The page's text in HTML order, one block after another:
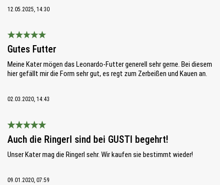
12.05.2025, 14:30
Bewertung mit 5 von 5 Sternen
Gutes Futter
Meine Kater mögen das Leonardo-Futter generell sehr gerne. Bei diesem
hier gefällt mir die Form sehr gut, es regt zum Zerbeißen und Kauen an.
02.03.2020, 14:43
Bewertung mit 5 von 5 Sternen
Auch die Ringerl sind bei GUSTI begehrt!
Unser Kater mag die Ringerl sehr. Wir kaufen sie bestimmt wieder!
09.01.2020, 07:59